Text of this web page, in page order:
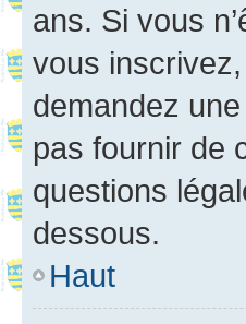
ans. Si vous
vous
demandez
pas fournir de
questions
dessous.
Haut